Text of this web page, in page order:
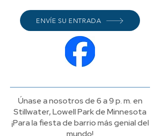
ENVÍE SU ENTRADA
Únase a nosotros de 6 a 9 p. m. en
Stillwater, Lowell Park de Minnesota
¡Para la fiesta de barrio más genial del
mundo!